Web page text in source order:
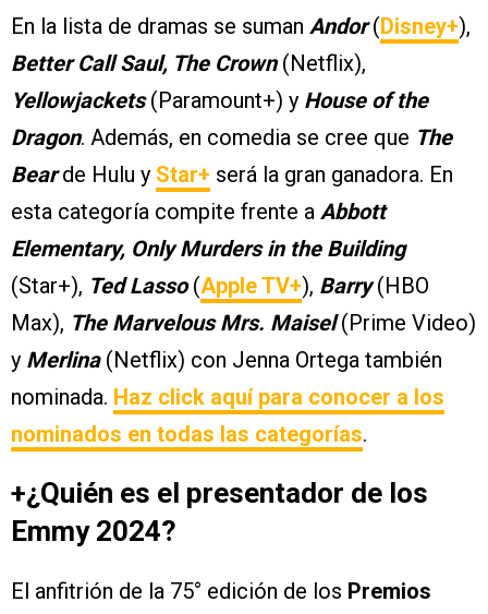
En la lista de dramas se suman Andor(Disney+),
Better Call Saul, The Crown(Netflix),
Yellowjackets(Paramount+) y House of the
Dragon. Además, en comedia se cree que The
Bearde Hulu y Star+ será la gran ganadora. En
esta categoría compite frente a Abbott
Elementary, Only Murders in the Building
(Star+), Ted Lasso(Apple TV+), Barry(HBO
Max), The Marvelous Mrs. Maisel(Prime Video)
y Merlina (Netflix) con Jenna Ortega también
nominada. Haz click aquí para conocer a los
nominados en todas las categorías.
+¿Quién es el presentador de los
Emmy 2024?
El anfitrión de la 75° edición de los Premios